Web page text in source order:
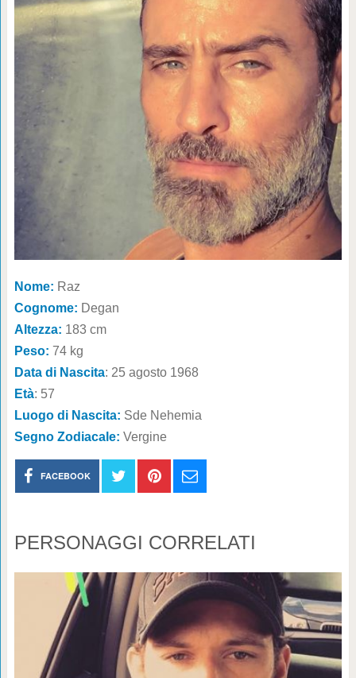
Nome: Raz
Cognome: Degan
Altezza: 183 cm
Peso: 74 kg
Data di Nascita: 25 agosto 1968
Età: 57
Luogo di Nascita: Sde Nehemia
Segno Zodiacale: Vergine
FACEBOOK
PERSONAGGI CORRELATI